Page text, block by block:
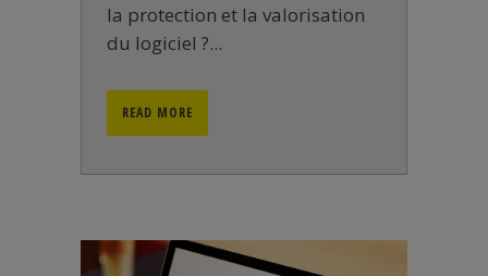
la protection et la valorisation
du logiciel ?...
READ MORE